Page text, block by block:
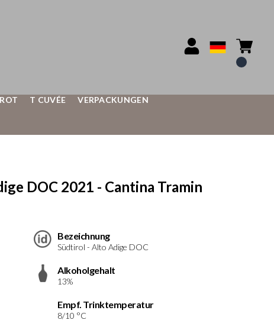
T CUVÉE VERPACKUNGEN
DOC 2021 - Cantina Tramin
Bezeichnung
Südtirol - Alto Adige DOC
Alkoholgehalt
13%
Empf. Trinktemperatur
8/10 °C